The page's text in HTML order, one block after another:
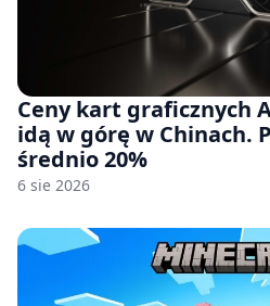
Ceny kart graficznych
idą w górę w Chinach.
średnio 20%
6 sie 2026